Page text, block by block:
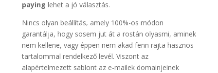
paying lehet a jó választás.
Nincs olyan beállítás, amely 100%-os módon
garantálja, hogy sosem jut át a rostán olyasmi, aminek
nem kellene, vagy éppen nem akad fenn rajta hasznos
tartalommal rendelkező levél. Viszont az
alapértelmezett sablont az e-mailek domainjeinek